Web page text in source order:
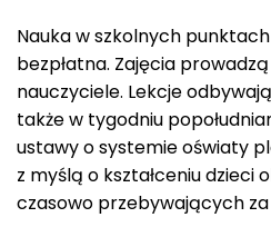
Nauka w szkolnych
bezpłatna. Zajęcia
nauczyciele. Lekcje
także w tygodniu
ustawy o systemie oświaty
z myślą o kształceniu dzieci
czasowo przebywających